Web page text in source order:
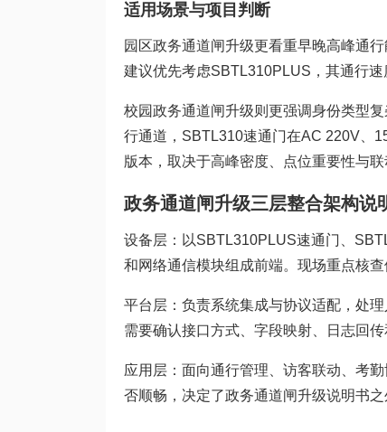
适用场景与项目判断
园区政务通道闸升级更看重早晚高峰通
建议优先考虑SBTL310PLUS，其通行
校园政务通道闸升级则更强调身份类型
行通道，SBTL310速通门在AC 220V、
版本，取决于高峰密度、点位重要性与
政务通道闸升级三层整合架构说
设备层：以SBTL310PLUS速通门、
和网络通信模块组成前端。现场重点核
平台层：负责系统集成与协议适配，处
需要确认接口方式、字段映射、日志回传
应用层：面向通行管理、访客联动、考
否顺畅，决定了政务通道闸升级说明书之